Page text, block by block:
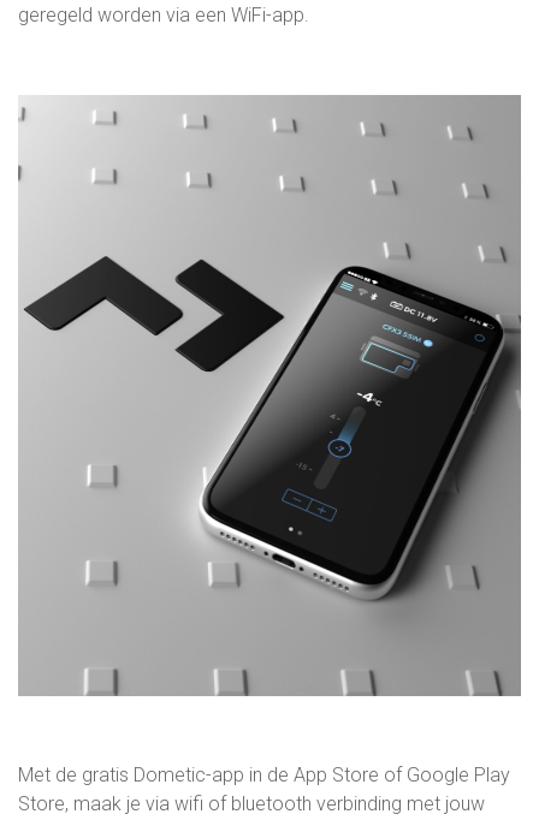
geregeld worden via een WiFi-app.
Met de gratis Dometic-app in de App Store of Google Play
Store, maak je via wifi of bluetooth verbinding met jouw